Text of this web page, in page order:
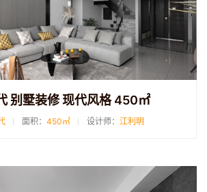
别墅装修 现代风格 450㎡
面积： 450㎡ 设计师： 江利明